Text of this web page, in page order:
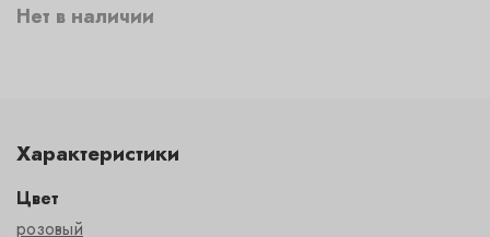
Нет в наличии
Характеристики
Цвет
розовый